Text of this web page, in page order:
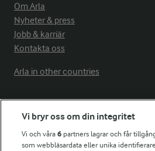
Om Arla
Nyheter & press
Jobb & karriär
Kontakta oss
Arla in other countries
Fler Arlasajter
För ägare
Vi bryr oss om din integritet
Vi och våra6 partners lagrar och får
som webbläsardata eller unika